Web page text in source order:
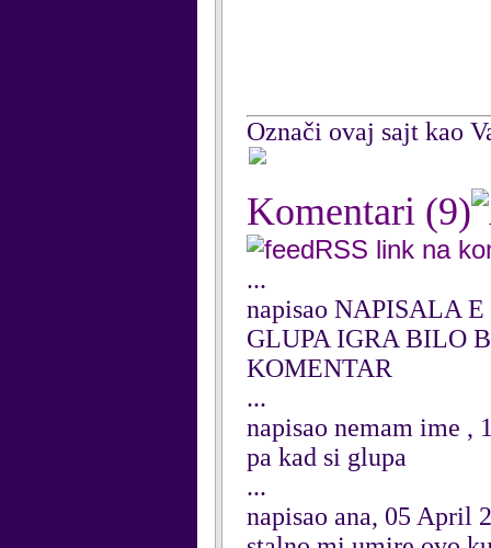
Označi ovaj sajt kao
Komentari (9)
RSS link na
...
napisao NAPISALA
GLUPA IGRA BILO
KOMENTAR
...
napisao nemam ime ,
pa kad si glupa
...
napisao ana, 05 April